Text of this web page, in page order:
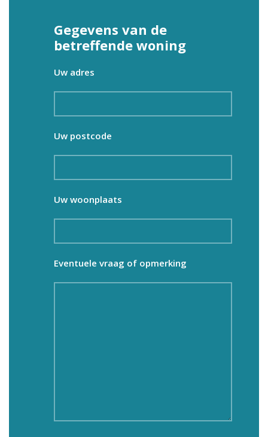
Gegevens van de
betreffende woning
Uw adres
Uw postcode
Uw woonplaats
Eventuele vraag of opmerking